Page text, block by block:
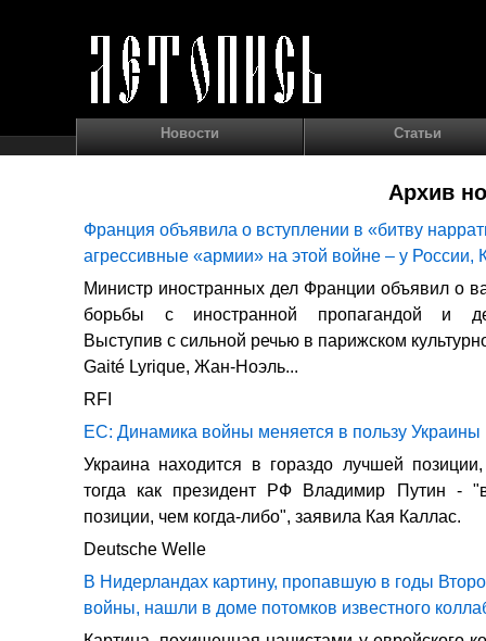
Новости Статьи
Архив
Франция объявила о вступлении в «битву
агрессивные «армии» на этой войне – у
Министр иностранных дел Франции объявил о
борьбы с иностранной пропагандой и
Выступив с сильной речью в парижском
Gaité Lyrique, Жан-Ноэль...
RFI
ЕС: Динамика войны меняется в пользу Украины
Украина находится в гораздо лучшей
тогда как президент РФ Владимир Путин -
позиции, чем когда-либо", заявила Кая Каллас.
Deutsche Welle
В Нидерландах картину, пропавшую в годы
войны, нашли в доме потомков известного